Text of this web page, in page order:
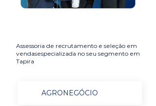
Assessoria de recrutamento e seleção em
vendasespecializada no seu segmento em
Tapira
AGRONEGÓCIO